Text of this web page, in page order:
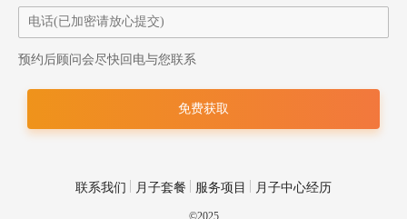
穿梭在长长走廊
预约后顾问会尽快回电与您联系
联系我们 月子套餐 服务项目 月子中心经历
©2025